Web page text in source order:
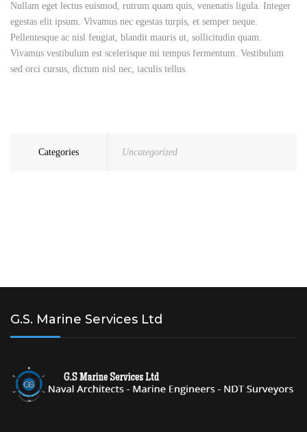
Nullam eget lectus euismod, rutrum quam quis, venenatis ligula. Integer
egestas elit ipsum. Vivamus nec egestas turpis, et semper neque.
Pellentesque ac nisl feugiat, blandit mauris ut, sollicitudin quam.
Vivamus vestibulum est scelerisque mi tempus fermentum. Vestibulum
sed orci cursus, dictum nisl nec, iaculis tellus.
Categories Uncategorized
G.S. Marine Services Ltd